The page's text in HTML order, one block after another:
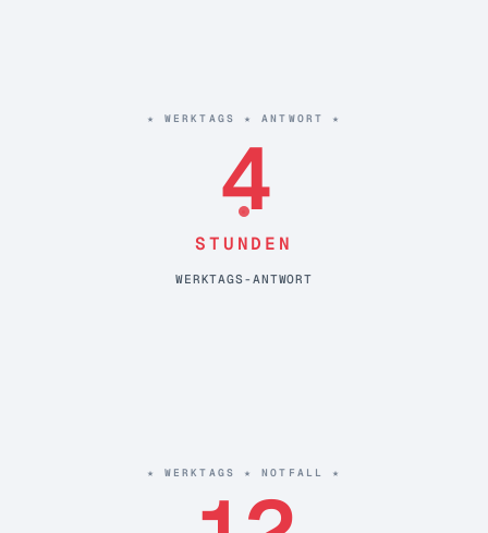
★ WERKTAGS ★ ANTWORT ★
4
STUNDEN
WERKTAGS-ANTWORT
★ WERKTAGS ★ NOTFALL ★